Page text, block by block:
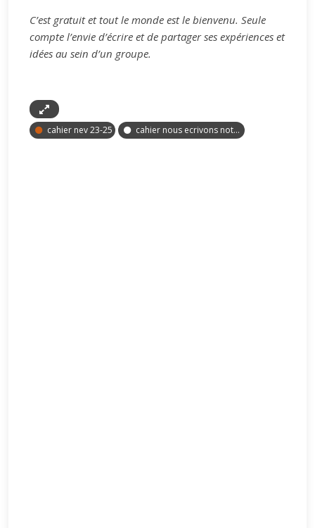
C’est gratuit et tout le monde est le bienvenu. Seule
compte l’envie d’écrire et de partager ses expériences et
idées au sein d’un groupe.
cahier nev 23-25 cahier nous ecrivons notre vie 22-23-2